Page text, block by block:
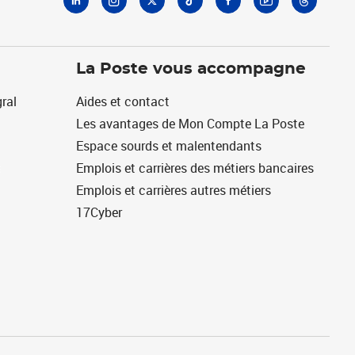
La Poste vous accompagne
Aides et contact
Les avantages de Mon Compte La Poste
Espace sourds et malentendants
Emplois et carrières des métiers bancaires
Emplois et carrières autres métiers
17Cyber